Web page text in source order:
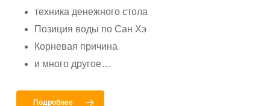
техника денежного стола
Позиция воды по Сан Хэ
Корневая причина
и много другое…
Подробнее